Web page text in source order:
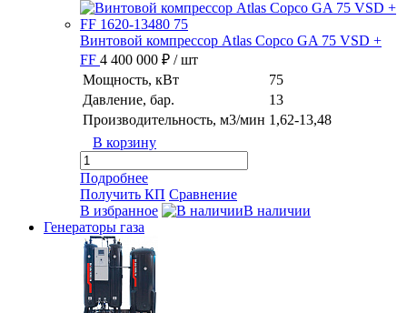
Винтовой компрессор Atlas Copco GA 75 VSD +
FF 4 400 000 ₽ / шт
Мощность, кВт
75
Давление, бар.
13
Производительность, м3/мин 1,62-13,48
В корзину
Подробнее
Получить КП Сравнение
В избранное
В наличии
Генераторы газа